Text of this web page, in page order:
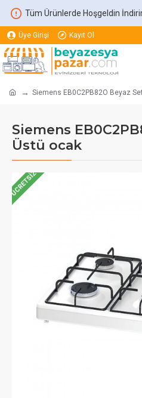
Tüm Ürünlerde Hoşgeldin
Üye Girişi Kayıt Ol
Siemens EB0C2PB82O Beyaz
Siemens
Üstü ocak
ÜCRETSIZ